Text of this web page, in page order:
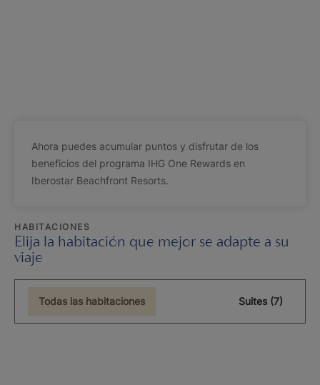
Ahora puedes acumular puntos y disfrutar de los
beneficios del programa IHG One Rewards en
Iberostar Beachfront Resorts.
HABITACIONES
Elija la habitación que mejor se adapte a su
viaje
Todas las habitaciones Suites (7)